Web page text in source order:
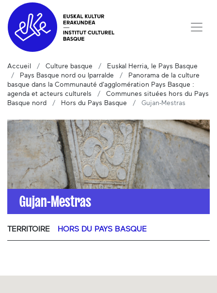
Accueil Culture basque
Euskal Herria, le Pays Basque
Pays Basque nord ou Iparralde
Panorama de la culture
basque dans la Communauté d'agglomération Pays Basque :
agenda et acteurs culturels
Communes situées hors du Pays
Basque nord
Hors du Pays Basque Gujan-Mestras
Gujan-Mestras
TERRITOIRE HORS DU PAYS BASQUE